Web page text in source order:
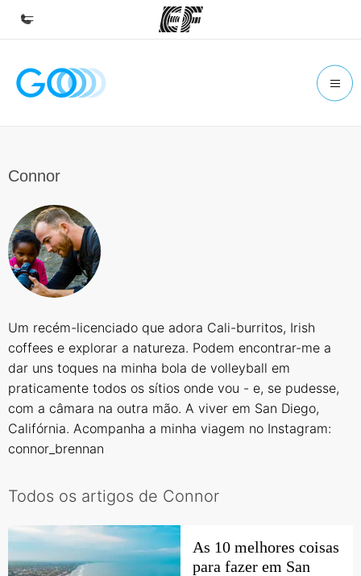
Início
Encontre um escritório
Sobre nós
Quem somos
Connor
Um recém-licenciado que adora Cali-burritos, Irish
coffees e explorar a natureza. Podem encontrar-me a
dar uns toques na minha bola de volleyball em
praticamente todos os sítios onde vou - e, se pudesse,
com a câmara na outra mão. A viver em San Diego,
Califórnia. Acompanha a minha viagem no Instagram:
connor_brennan
Todos os artigos de Connor
As 10 melhores coisas
para fazer em San